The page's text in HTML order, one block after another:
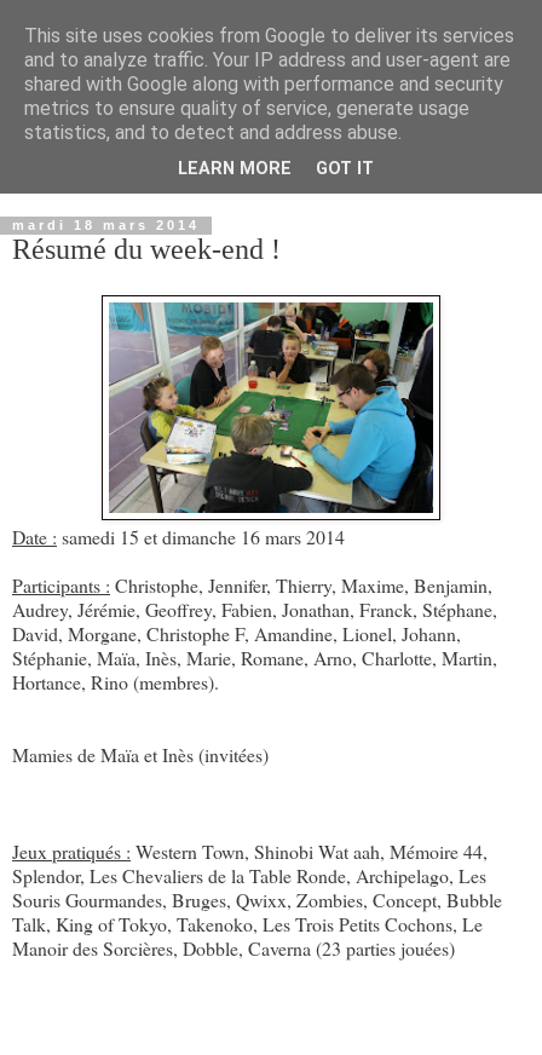
mardi 18 mars 2014
Résumé du week-end !
Date : samedi 15 et dimanche 16 mars 2014
Participants : Christophe, Jennifer, Thierry, Maxime, Benjamin,
Audrey, Jérémie, Geoffrey, Fabien, Jonathan, Franck, Stéphane,
David, Morgane, Christophe F, Amandine, Lionel, Johann,
Stéphanie, Maïa, Inès, Marie, Romane, Arno, Charlotte, Martin,
Hortance, Rino (membres).
Mamies de Maïa et Inès (invitées)
Jeux pratiqués : Western Town, Shinobi Wat aah, Mémoire 44,
Splendor, Les Chevaliers de la Table Ronde, Archipelago, Les
Souris Gourmandes, Bruges, Qwixx, Zombies, Concept, Bubble
Talk, King of Tokyo, Takenoko, Les Trois Petits Cochons, Le
Manoir des Sorcières, Dobble, Caverna (23 parties jouées)
This site uses cookies from Google to deliver its services
and to analyze traffic. Your IP address and user-agent are
shared with Google along with performance and security
metrics to ensure quality of service, generate usage
statistics, and to detect and address abuse.
LEARN MORE GOT IT